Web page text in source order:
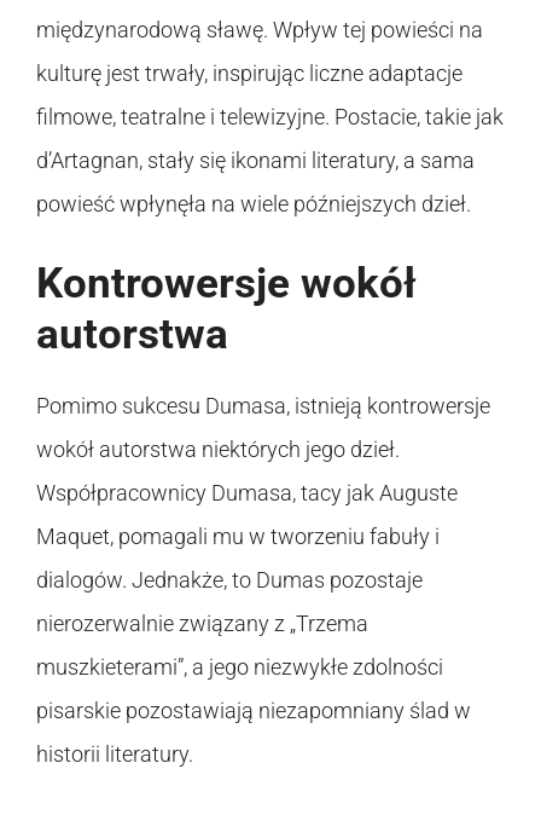
międzynarodową sławę. Wpływ tej powieści na
kulturę jest trwały, inspirując liczne adaptacje
filmowe, teatralne i telewizyjne. Postacie, takie jak
d’Artagnan, stały się ikonami literatury, a sama
powieść wpłynęła na wiele późniejszych dzieł.
Kontrowersje wokół
autorstwa
Pomimo sukcesu Dumasa, istnieją kontrowersje
wokół autorstwa niektórych jego dzieł.
Współpracownicy Dumasa, tacy jak Auguste
Maquet, pomagali mu w tworzeniu fabuły i
dialogów. Jednakże, to Dumas pozostaje
nierozerwalnie związany z „Trzema
muszkieterami”, a jego niezwykłe zdolności
pisarskie pozostawiają niezapomniany ślad w
historii literatury.